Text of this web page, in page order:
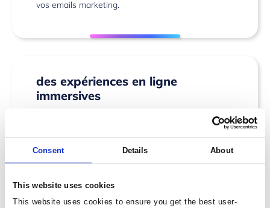
Consent Details About
This website uses cookies
This website uses cookies to ensure you get the best user-
vos emails marketing.
des expériences en ligne
immersives
Améliorez l’expérience d’achat en ligne de vos
utilisateurs d’interagir avec les produits d’une
manière plus intime et exploratoire. La visionneuse
appareils et demeure l’une des visionneuses les
plus rapides du marché.